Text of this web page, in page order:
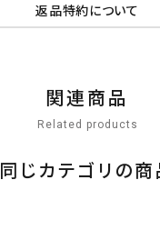
返品特約について
関連商品
Related products
同じカテゴリの商